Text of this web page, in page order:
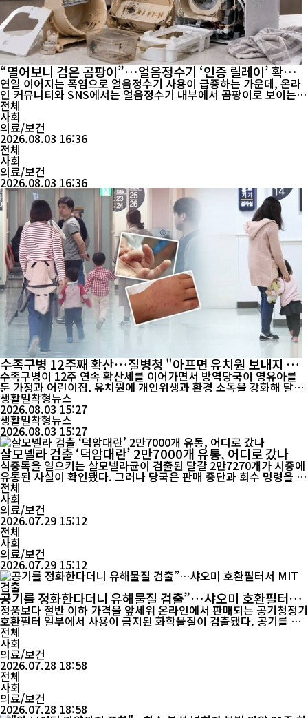
“열어보니 검은 곰팡이”…얼음정수기 ‘인증 릴레이’ 확산,
계약해지 문의까지 빗발
연일 이어지는 폭염으로 얼음정수기 사용이 급증하는 가운데, 온라
인 커뮤니티와 SNS에서는 얼음정수기 내부에서 곰팡이로 보이는
오염을 발견했다는 ‘인증 게시물’이 빠르게 확산하고 있다. 기존에도
얼음정수기 위생 논란은 있었지만, 최근에는 한 이용자의 분해 사진
이 공유된 이후 “우리 집도 확인해 봤다”는 게시물이 연이어 올라오
며 소비자들의 불안이 커지고 있다...
전체
사회
의료/보건
2026.08.03 16:36
전체
사회
의료/보건
2026.08.03 16:36
수족구병 12주째 확산…질병청 "아프면 유치원 보내지 마
세요"
수족구병이 12주 연속 확산세를 이어가면서 방역당국이 영유아를
둔 가정과 어린이집, 유치원에 개인위생과 환경 소독을 강화해 달라
고 당부했다. 질병관리청은 전국 93개 의원급 의료기관을 대상으로
실시한 수족구병 표본감시 결과, 최근 12주 동안 수족구병 의사환자
발생이 약 33배 증가했다고 3일 밝혔다. 의사환자 분율은 외래환자
1000명당 기준으로 19주차 1.1명에서 23주차 7....
생활밀착형뉴스
2026.08.03 15:27
생활밀착형뉴스
2026.08.03 15:27
살모넬라 검출 ‘덕암대란’ 2만7000개 유통, 어디로 갔나
식중독을 일으키는 살모넬라균이 검출된 달걀 2만7270개가 시중에
유통된 사실이 확인됐다. 그러나 당국은 판매 중단과 회수 명령을 내
렸을 뿐 어느 지역과 어느 유통망을 통해 판매됐는지, 실제 얼마나
회수됐는지는 공개하지 않아 소비자 불안이 커지고 있다. 식품의약
품안전처는 전북 고창군 식용란수집판매업체 덕암농장이 판매한
‘덕암대란’에서 식중독균인 살모넬라 엔테리티...
전체
사회
의료/보건
2026.07.29 15:12
전체
사회
의료/보건
2026.07.29 15:12
공기를 정화한다더니 유해물질 검출”…샤오미 호환필터서
MIT 검출
정품보다 절반 이하 가격을 앞세워 온라인에서 판매되는 공기청정기
호환필터 일부에서 사용이 금지된 화학물질이 검출됐다. 공기를 깨
끗하게 만들기 위해 사용하는 필터에서 오히려 안전성 문제가 확인
된 것이다. 한국소비자원은 28일 LG전자·삼성전자·위닉스·샤오미
공기청정기용 호환필터 20개 제품을 대상으로 품질과 안전성을 시
험한 결과, 샤오미 공기청정기용 호환필터 2개 제품에서 함유금지물
질인 메틸이소티아졸...
전체
사회
의료/보건
2026.07.28 18:58
전체
사회
의료/보건
2026.07.28 18:58